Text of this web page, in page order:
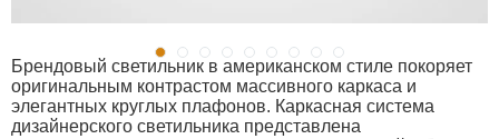
Брендовый светильник в американском стиле покоряет
оригинальным контрастом массивного каркаса и
элегантных круглых плафонов. Каркасная система
дизайнерского светильника представлена